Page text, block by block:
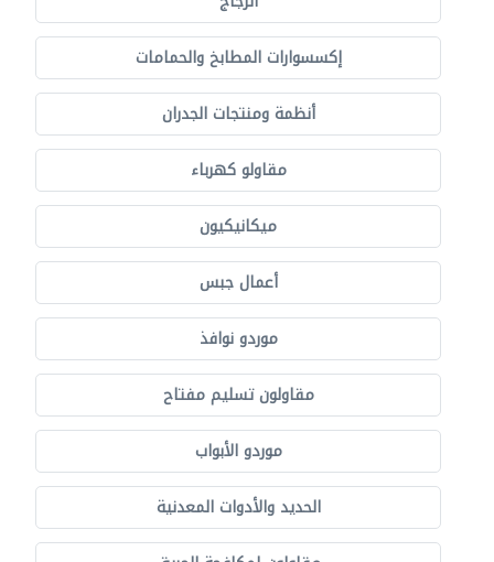
إكسسوارات المطابخ والحمامات
أنظمة ومنتجات الجدران
مقاولو كهرباء
ميكانيكيون
أعمال جبس
موردو نوافذ
مقاولون تسليم مفتاح
موردو الأبواب
الحديد والأدوات المعدنية